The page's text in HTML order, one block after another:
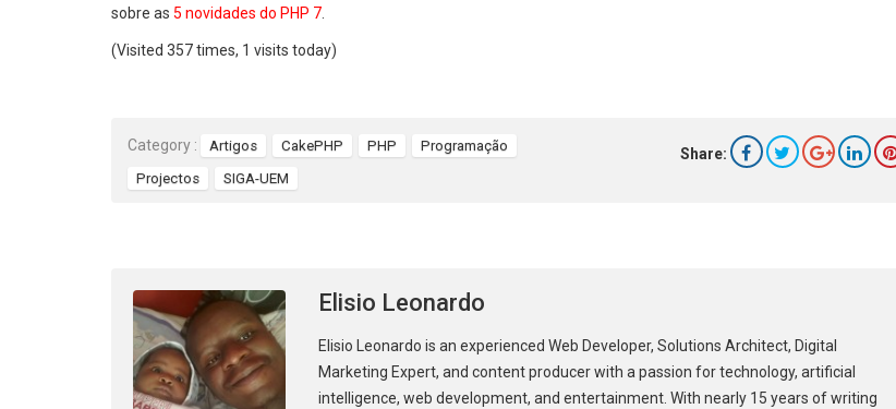
sobre as 5 novidades do PHP 7
(Visited 357 times, 1 visits today)
Category : Artigos CakePHP PHP
Programação
Projectos
SIGA-UEM
Share:
Elisio Leonardo
Elisio Leonardo is an experienced Web Developer, Solutions Architect, Digital
Marketing Expert, and content producer with a passion for technology, artificial
intelligence, web development, and entertainment. With nearly 15 years of writing